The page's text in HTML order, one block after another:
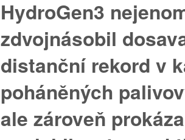
HydroGen3
zdvojnásobil
distanční rekord v
poháněných
ale zároveň